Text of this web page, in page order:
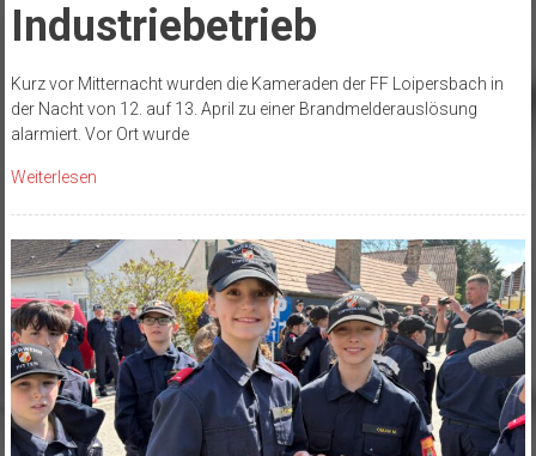
Industriebetrieb
Kurz vor Mitternacht wurden die Kameraden der FF Loipersbach in
der Nacht von 12. auf 13. April zu einer Brandmelderauslösung
alarmiert. Vor Ort wurde
Weiterlesen